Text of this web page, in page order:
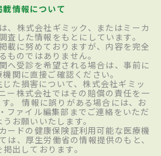
載情報について
、株式会社ギミック、またはミーカ
査した情報をもとにしています。
載に努めておりますが、内容を完全
ものではありません。
へ受診を希望される場合は、事前に
関に直接ご確認ください。
た損害について、株式会社ギミッ
ー株式会社ではその賠償の責任を一
。 情報に誤りがある場合には、お
ファイル編集部までご連絡をいただ
お願いいたします。
ードの健康保険証利用可能な医療機
は、厚生労働省の情報提供のもと、
出しております。